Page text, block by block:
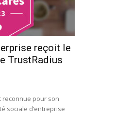
reçoit le
TrustRadius
reconnue pour son
sociale d’entreprise